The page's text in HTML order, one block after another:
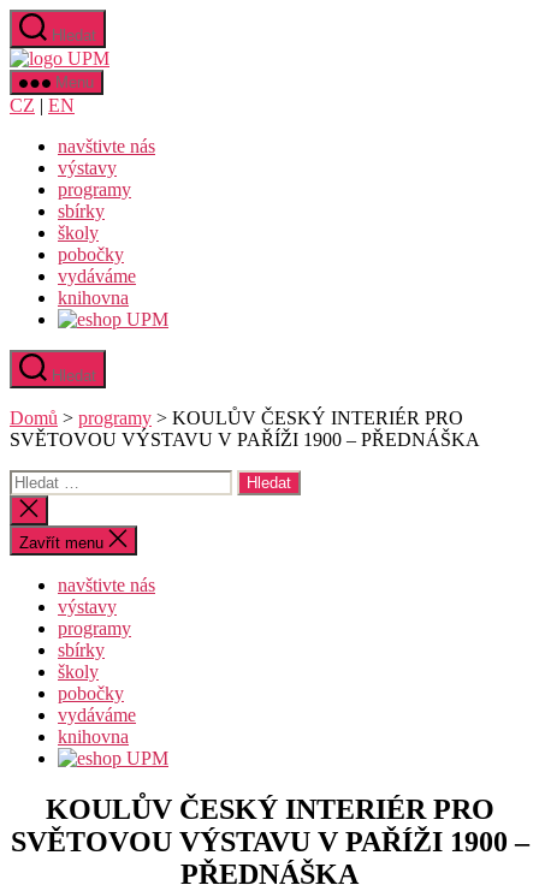
Přejít
obsahu
Hledat
Uměleckoprůmyslové
Menu
CZ | EN
navštivte nás
výstavy
programy
sbírky
školy
pobočky
vydáváme
knihovna
Hledat
Domů > programy > KOULŮV ČESKÝ INTERIÉR PRO
SVĚTOVOU VÝSTAVU V PAŘÍŽI 1900 – PŘEDNÁŠKA
Výsledky
vyhledávání:
Zavřít
vyhledávání
Zavřít menu
navštivte nás
výstavy
programy
sbírky
školy
pobočky
vydáváme
knihovna
KOULŮV ČESKÝ INTERIÉR PRO
SVĚTOVOU VÝSTAVU V PAŘÍŽI 1900 –
PŘEDNÁŠKA